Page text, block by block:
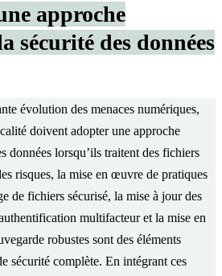
approche
sécurité des données
évolution des menaces numériques,
doivent adopter une approche
données lorsqu’ils traitent des fichiers
risques, la mise en œuvre de pratiques
de fichiers sécurisé, la mise à jour des
multifacteur et la mise en
robustes sont des éléments
sécurité complète. En intégrant ces